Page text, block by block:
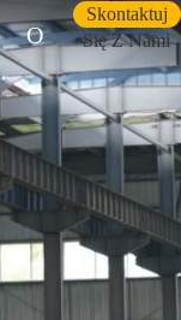
O
Skontaktuj
Się Z Nami